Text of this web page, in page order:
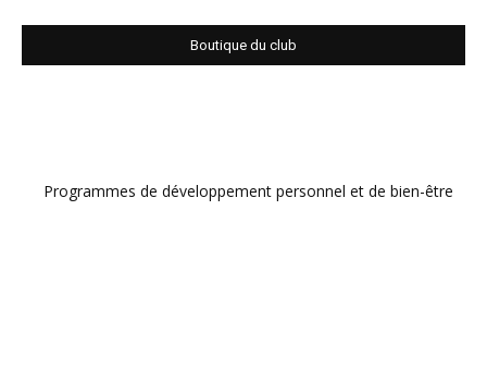
Boutique du club
Programmes de développement personnel et de bien-être